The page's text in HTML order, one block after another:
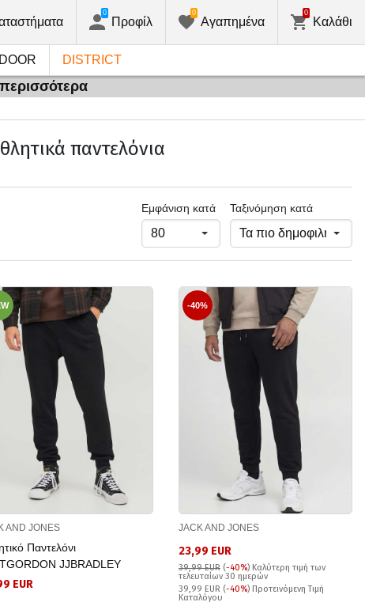
Προφίλ
0
Αγαπημένα
0
Καλάθι
0
DISTRICT
περισσότερα
παντελόνια
Εμφάνιση κατά Ταξινόμηση κατά
AND JONES
Παντελόνι
JJBRADLEY
EUR
-40%
JACK AND JONES
23,99 EUR
39,99 EUR (-40%) Καλύτερη τιμή των
τελευταίων 30 ημερών
39,99 EUR (-40%) Προτεινόμενη Τιμή
Καταλόγου